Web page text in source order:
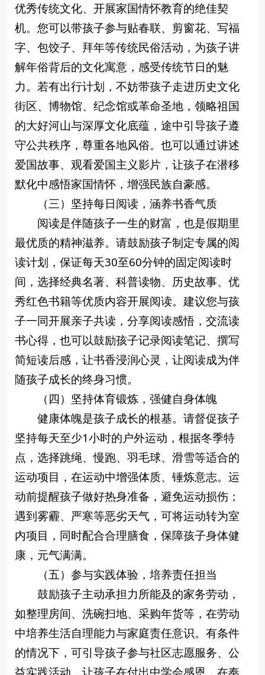
优秀传统文化、开展家国情怀教育的绝佳契
机。您可以带孩子参与贴春联、剪窗花、写福
字、包饺子、拜年等传统民俗活动，为孩子讲
解年俗背后的文化寓意，感受传统节日的魅
力。若有出行计划，不妨带孩子走进历史文化
街区、博物馆、纪念馆或革命圣地，领略祖国
的大好河山与深厚文化底蕴，途中引导孩子遵
守公共秩序，尊重各地风俗。也可以通过讲述
爱国故事、观看爱国主义影片，让孩子在潜移
默化中感悟家国情怀，增强民族自豪感。
（三）坚持每日阅读，涵养书香气质
阅读是伴随孩子一生的财富，也是假期里
最优质的精神滋养。请鼓励孩子制定专属的阅
读计划，保证每天30至60分钟的固定阅读时
间，选择经典名著、科普读物、历史故事、优
秀红色书籍等优质内容开展阅读。建议您与孩
子一同开展亲子共读，分享阅读感悟，交流读
书心得，也可以鼓励孩子记录阅读笔记、撰写
简短读后感，让书香浸润心灵，让阅读成为伴
随孩子成长的终身习惯。
（四）坚持体育锻炼，强健自身体魄
健康体魄是孩子成长的根基。请督促孩子
坚持每天至少1小时的户外运动，根据冬季特
点，选择跳绳、慢跑、羽毛球、滑雪等适合的
运动项目，在运动中增强体质、锤炼意志。运
动前提醒孩子做好热身准备，避免运动损伤；
遇到雾霾、严寒等恶劣天气，可将运动转为室
内项目，同时配合合理膳食，保障孩子身体健
康，元气满满。
（五）参与实践体验，培养责任担当
鼓励孩子主动承担力所能及的家务劳动，
如整理房间、洗碗扫地、采购年货等，在劳动
中培养生活自理能力与家庭责任意识。有条件
的情况下，可引导孩子参与社区志愿服务、公
益实践活动，让孩子在付出中学会感恩，在奉